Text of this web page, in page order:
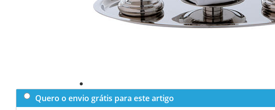
Quero o envio grátis para este artigo